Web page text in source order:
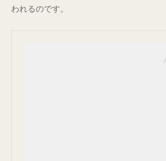
われるのです。